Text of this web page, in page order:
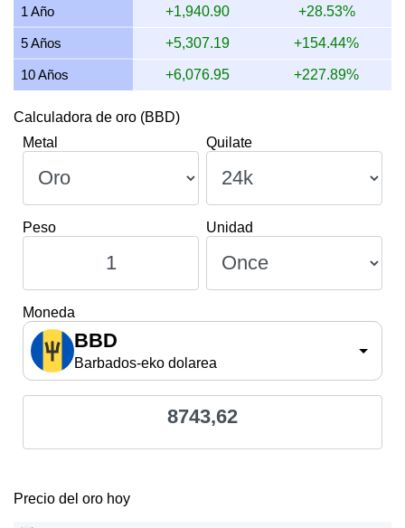
9 julio 2026 8,264.46
1 Año +1,940.90 +28.53%
5 Años +5,307.19 +154.44%
10 Años +6,076.95 +227.89%
Calculadora de oro (BBD)
Metal
Quilate
Peso Unidad
Moneda
BBD
Barbados-eko dolarea
8743,62
Precio del oro hoy